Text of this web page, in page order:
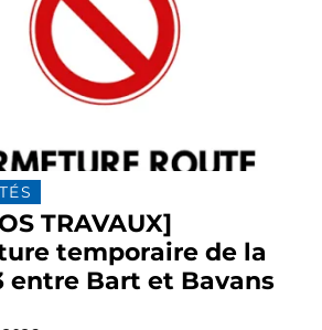
TRAVAUX]
temporaire de la
entre Bart et Bavans